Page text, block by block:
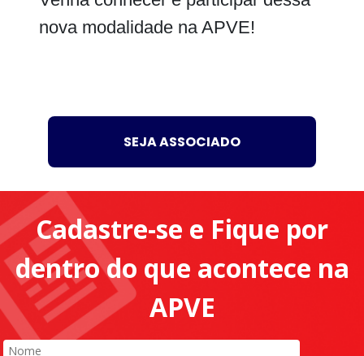
nova modalidade na APVE!
SEJA ASSOCIADO
Cadastre-se e Fique por
dentro do que acontece na
APVE